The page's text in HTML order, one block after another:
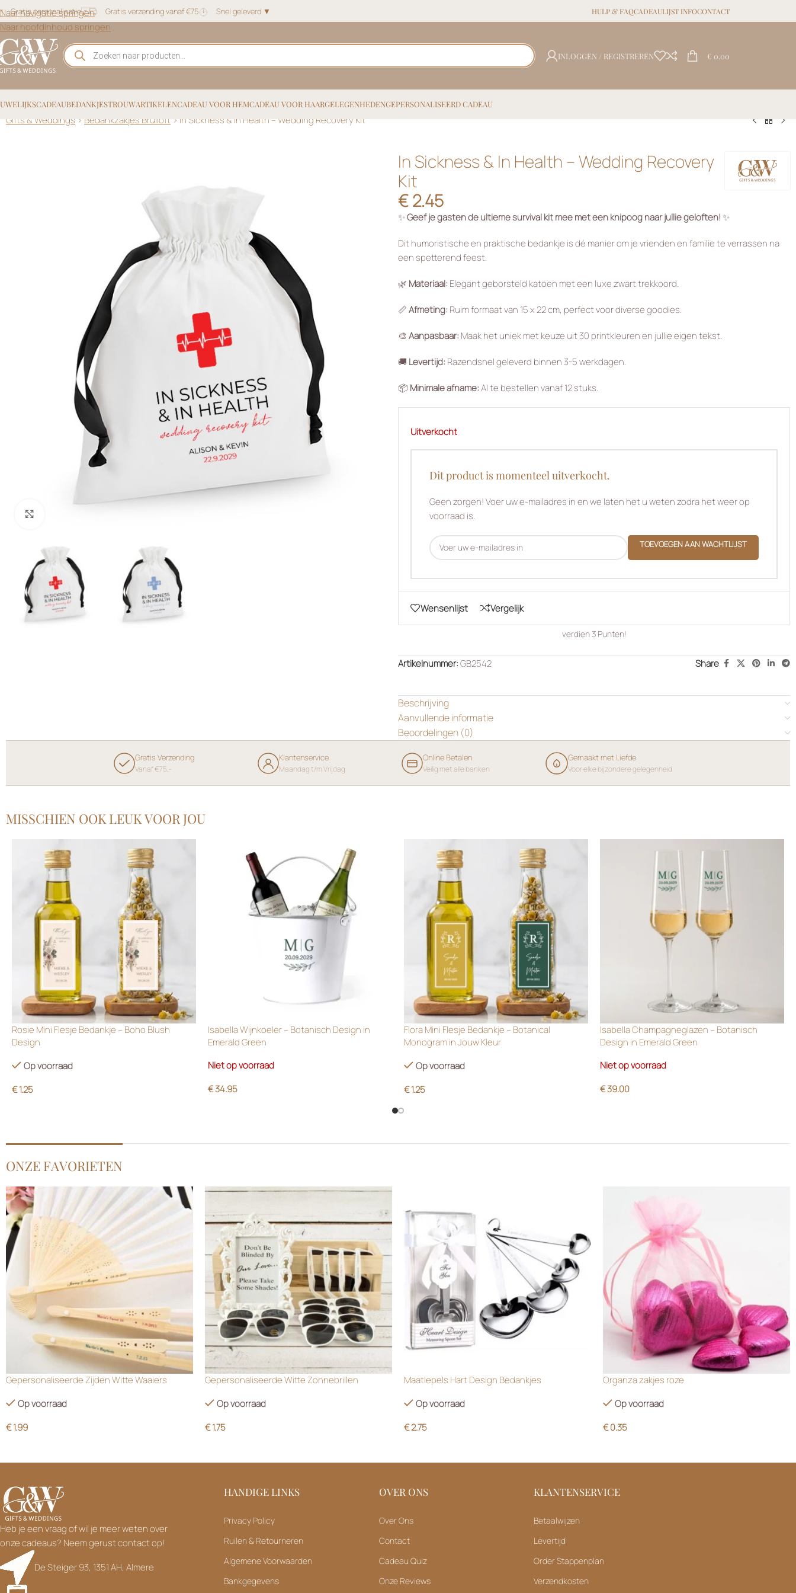
Naar navigatie springen
Naar hoofdinhoud springen
Gratis personalisatie Gratis verzending vanaf €75 Snel geleverd ▼ HULP & FAQCADEAULIJST INFOCONTACT
INLOGGEN / REGISTREREN € 0.00
BEDANKJESTROUWARTIKELENCADEAU VOOR HEMCADEAU VOOR HAARGELEGENHEDENGEPERSONALISEERD CADEAU
Gifts & Weddings > Bedankzakjes Bruiloft > In Sickness & In Health – Wedding Recovery Kit
In Sickness & In Health – Wedding Recovery
Kit
€2.45
✨Geef je gasten de ultieme survival kit mee met een knipoog naar jullie geloften!✨
Dit humoristische en praktische bedankje is dé manier om je vrienden en familie te verrassen na
een spetterend feest.
🌿 Materiaal:Elegant geborsteld katoen met een luxe zwart trekkoord.
📏Afmeting:Ruim formaat van 15 x 22 cm, perfect voor diverse goodies.
🎨 Aanpasbaar:Maak het uniek met keuze uit 30 printkleuren en jullie eigen tekst.
🚚 Levertijd:Razendsnel geleverd binnen 3-5 werkdagen.
📦 Minimale afname:Al te bestellen vanaf 12 stuks.
Uitverkocht
Dit product is momenteel uitverkocht.
Geen zorgen! Voer uw e-mailadres in en we laten het u weten zodra het weer op
voorraad is.
TOEVOEGEN AAN WACHTLIJST
Wensenlijst Vergelijk
verdien3Punten!
Artikelnummer:GB2542 Share
Beschrijving
Aanvullende informatie
Beoordelingen (0)
Gratis Verzending
Vanaf €75,-
Klantenservice
Maandag t/m Vrijdag
Online Betalen
Veilig met alle banken
Gemaakt met Liefde
Voor elke bijzondere gelegenheid
MISSCHIEN OOK LEUK VOOR JOU
Rosie Mini Flesje Bedankje – Boho Blush
Design
Op voorraad
€1.25
Isabella Wijnkoeler – Botanisch Design in
Emerald Green
Niet op voorraad
€34.95
Flora Mini Flesje Bedankje – Botanical
Monogram in Jouw Kleur
Op voorraad
€1.25
Isabella Champagneglazen – Botanisch
Design in Emerald Green
Niet op voorraad
€39.00
ONZE FAVORIETEN
Gepersonaliseerde Zijden Witte Waaiers
Op voorraad
€1.99
Gepersonaliseerde Witte Zonnebrillen
Op voorraad
€1.75
Maatlepels Hart Design Bedankjes
Op voorraad
€2.75
Organza zakjes roze
Op voorraad
€0.35
Heb je een vraag of wil je meer weten over
onze cadeaus? Neem gerust contact op!
De Steiger 93, 1351 AH, Almere
HANDIGE LINKS
Privacy Policy
Ruilen & Retourneren
Algemene Voorwaarden
Bankgegevens
OVER ONS
Over Ons
Contact
Cadeau Quiz
Onze Reviews
KLANTENSERVICE
Betaalwijzen
Levertijd
Order Stappenplan
Verzendkosten